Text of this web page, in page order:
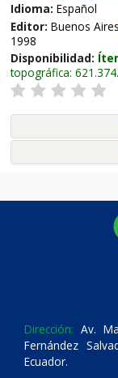
Idioma: Español
Editor: Buenos
1998
Disponibilidad:
topográfica:
Dirección: Av.
Fernández
Ecuador.